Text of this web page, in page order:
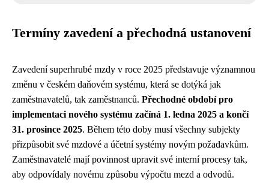
Termíny zavedení a přechodná ustanovení
Zavedení superhrubé mzdy v roce 2025 představuje významnou
změnu v českém daňovém systému, která se dotýká jak
zaměstnavatelů, tak zaměstnanců. Přechodné období pro
implementaci nového systému začíná 1. ledna 2025 a končí
31. prosince 2025. Během této doby musí všechny subjekty
přizpůsobit své mzdové a účetní systémy novým požadavkům.
Zaměstnavatelé mají povinnost upravit své interní procesy tak,
aby odpovídaly novému způsobu výpočtu mezd a odvodů.